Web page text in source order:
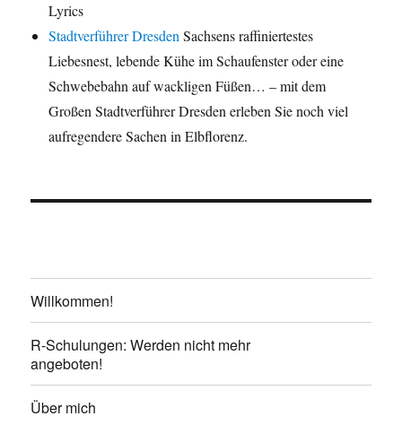
Lyrics
Stadtverführer Dresden Sachsens raffiniertestes
Liebesnest, lebende Kühe im Schaufenster oder eine
Schwebebahn auf wackligen Füßen… – mit dem
Großen Stadtverführer Dresden erleben Sie noch viel
aufregendere Sachen in Elbflorenz.
Willkommen!
R-Schulungen: Werden nicht mehr
angeboten!
Über mich